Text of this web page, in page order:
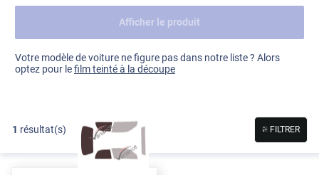
Ford
Hyundai
Voir tout
Afficher le produit
Votre modèle de voiture ne figure pas dans notre liste ? Alors
optez pour lefilm teinté à la découpe
1 résultat(s) FILTRER